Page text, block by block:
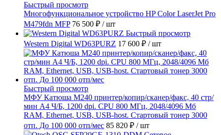
Быстрый просмотр
Многофункциональное устройство HP Color LaserJet Pro
M479fdn MFP 76 500 ₽ / шт
Быстрый просмотр
Western Digital WD63PURZ 17 600 ₽ / шт
Быстрый просмотр
МФУ Катюша M240 принтер/копир/сканер/факс, 40 стр/
мин А4 Ч/Б, 1200 dpi. CPU 800 МГц, 2048/4096 Мб
RAM, Ethernet, USB, USB-host. Стартовый тонер 3000
отп. До 100 000 отп/мес 85 820 ₽ / шт